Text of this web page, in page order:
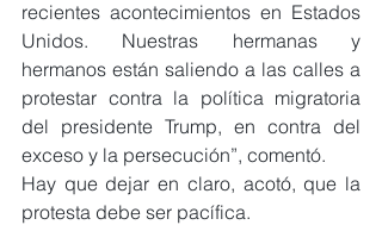
recientes acontecimientos en Estados
Unidos. Nuestras hermanas y
hermanos están saliendo a las calles a
protestar contra la política migratoria
del presidente Trump, en contra del
exceso y la persecución”, comentó.
Hay que dejar en claro, acotó, que la
protesta debe ser pacífica.